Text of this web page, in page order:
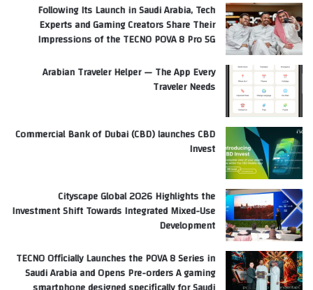
Following Its Launch in Saudi Arabia, Tech
Experts and Gaming Creators Share Their
Impressions of the TECNO POVA 8 Pro 5G
Arabian Traveler Helper — The App Every
Traveler Needs
Commercial Bank of Dubai (CBD) launches CBD
Invest
Cityscape Global 2026 Highlights the
Investment Shift Towards Integrated Mixed-Use
Development
TECNO Officially Launches the POVA 8 Series in
Saudi Arabia and Opens Pre-orders A gaming